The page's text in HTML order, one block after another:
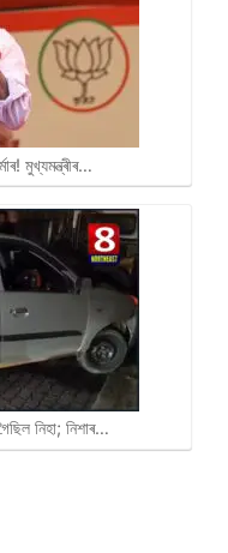
মুখ্যমন্ত্ৰীৰ…
নিহা; নিশাৰ…